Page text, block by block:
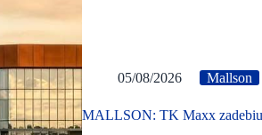
05/08/2026 Mallson
MALLSON: TK Maxx